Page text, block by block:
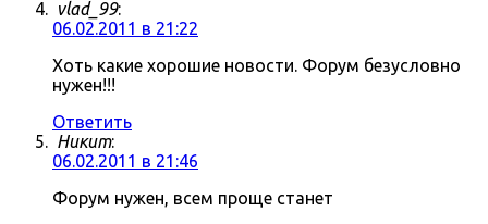
vlad_99:
06.02.2011 в 21:22
Хоть какие хорошие новости. Форум безусловно
нужен!!!
Ответить
Никит:
06.02.2011 в 21:46
Форум нужен, всем проще станет